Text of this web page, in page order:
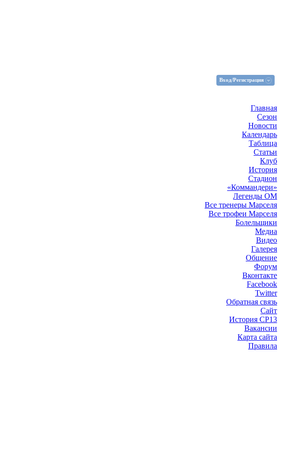
Вход/Регистрация
Главная
Сезон
Новости
Календарь
Таблица
Статьи
Клуб
История
Стадион
«Коммандери»
Легенды ОМ
Все тренеры Марселя
Все трофеи Марселя
Болельщики
Медиа
Видео
Галерея
Общение
Форум
Вконтакте
Facebook
Twitter
Обратная связь
Сайт
История СР13
Вакансии
Карта сайта
Правила